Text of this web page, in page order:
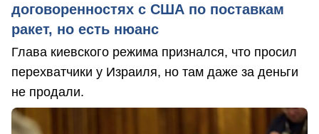
договоренностях с США по поставкам
ракет, но есть нюанс
Глава киевского режима признался, что просил
перехватчики у Израиля, но там даже за деньги
не продали.